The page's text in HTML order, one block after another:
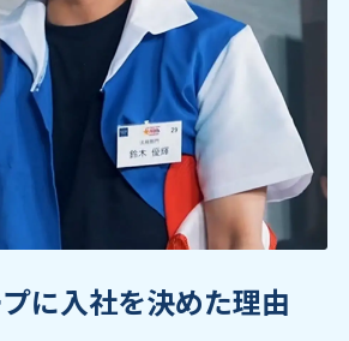
に入社を決めた理由